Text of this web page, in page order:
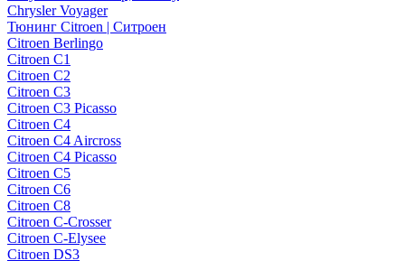
Chrysler Voyager
Тюнинг Citroen | Ситроен
Citroen Berlingo
Citroen C1
Citroen C2
Citroen C3
Citroen C3 Picasso
Citroen C4
Citroen C4 Aircross
Citroen C4 Picasso
Citroen C5
Citroen C6
Citroen C8
Citroen C-Crosser
Citroen C-Elysee
Citroen DS3